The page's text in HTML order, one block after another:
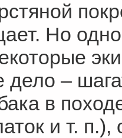
Но
дело –
в
и т.